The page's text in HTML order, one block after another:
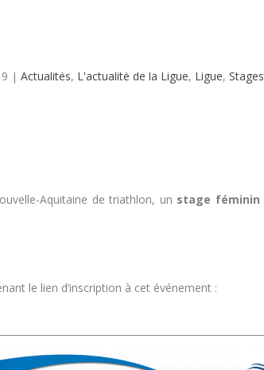
| Actualités, L'actualité de la Ligue, Ligue, Stages
Aquitaine de triathlon, un stage féminin
le lien d’inscription à cet événement :